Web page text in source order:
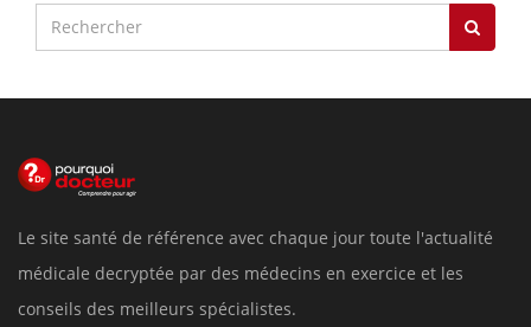
Le site santé de référence avec chaque jour toute l'actualité
médicale decryptée par des médecins en exercice et les
conseils des meilleurs spécialistes.